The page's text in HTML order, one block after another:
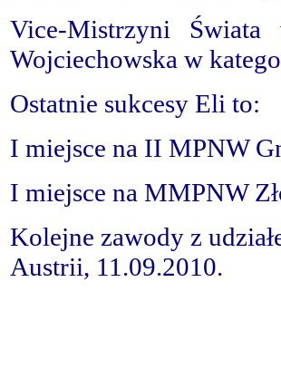
Vice-Mistrzyni
Wojciechowska w
Ostatnie sukcesy Eli to:
I miejsce na II MPNW
I miejsce na MMPNW
Kolejne zawody z
Austrii, 11.09.2010.